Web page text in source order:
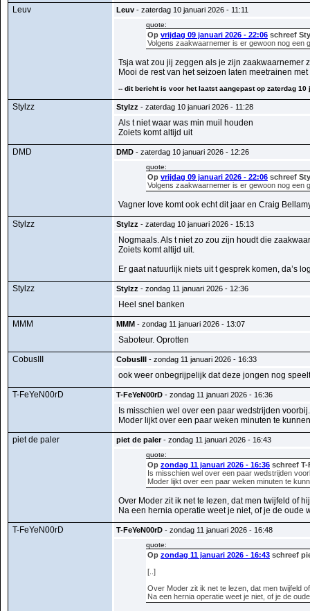
Leuv
Leuv - zaterdag 10 januari 2026 - 11:11
quote:
Op vrijdag 09 januari 2026 - 22:06 schreef
Volgens zaakwaarnemer is er gewoon nog een
Tsja wat zou jij zeggen als je zijn zaakwaarnemer
Mooi de rest van het seizoen laten meetrainen
-- dit bericht is voor het laatst aangepast op zaterdag 10
Stylzz Stylzz - zaterdag 10 januari 2026 - 11:28
Als t niet waar was min muil houden
Zoiets komt altijd uit
DMD
DMD - zaterdag 10 januari 2026 - 12:26
quote:
Op vrijdag 09 januari 2026 - 22:06 schreef
Volgens zaakwaarnemer is er gewoon nog een
Vagner love komt ook echt dit jaar en Craig
Stylzz
Stylzz - zaterdag 10 januari 2026 - 15:13
Nogmaals. Als t niet zo zou zijn houdt die
Zoiets komt altijd uit.
Er gaat natuurlijk niets uit t gesprek komen, da’s
Stylzz
Stylzz - zondag 11 januari 2026 - 12:36
Heel snel banken
MMM
MMM - zondag 11 januari 2026 - 13:07
Saboteur. Oprotten
CobusIII
CobusIII - zondag 11 januari 2026 - 16:33
ook weer onbegrijpelijk dat deze jongen nog
T-FeYeN00rD
T-FeYeN00rD - zondag 11 januari 2026 - 16:36
Is misschien wel over een paar wedstrijden
Moder lijkt over een paar weken minuten te
piet de paler
piet de paler- zondag 11 januari 2026 - 16:43
quote:
Op zondag 11 januari 2026 - 16:36 schreef T-
Is misschien wel over een paar wedstrijden
Moder lijkt over een paar weken minuten te
Over Moder zit ik net te lezen, dat men twijfeld of
Na een hernia operatie weet je niet, of je de oude
T-FeYeN00rD
T-FeYeN00rD - zondag 11 januari 2026 - 16:48
quote:
Op zondag 11 januari 2026 - 16:43 schreef
[..]
Over Moder zit ik net te lezen, dat men twijfeld
Na een hernia operatie weet je niet, of je de